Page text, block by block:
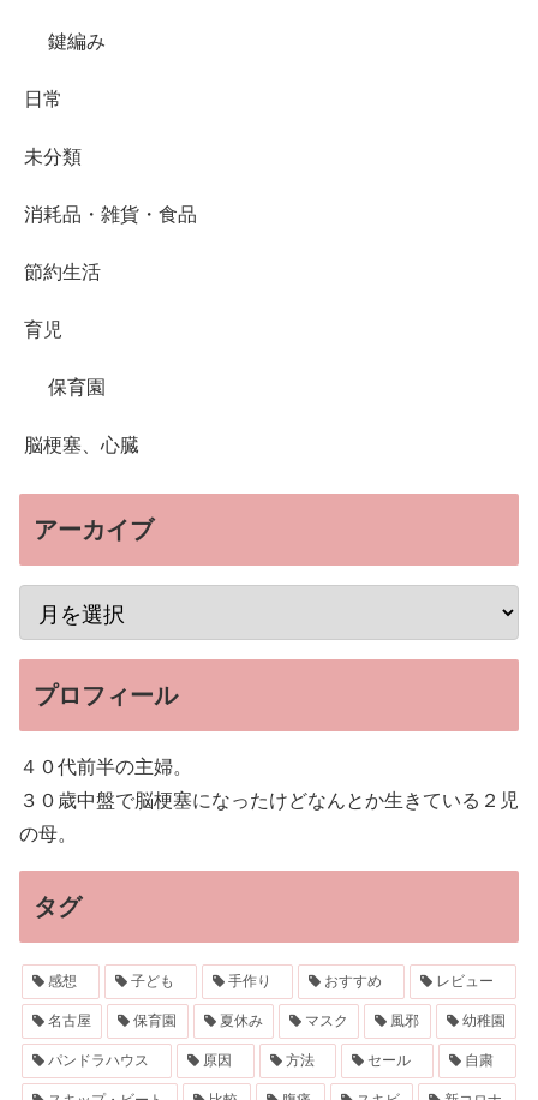
鍵編み
日常
未分類
消耗品・雑貨・食品
節約生活
育児
保育園
脳梗塞、心臓
アーカイブ
プロフィール
４０代前半の主婦。
３０歳中盤で脳梗塞になったけどなんとか生きている２児
の母。
タグ
感想 子ども 手作り おすすめ レビュー
名古屋 保育園 夏休み マスク 風邪 幼稚園
パンドラハウス 原因 方法 セール 自粛